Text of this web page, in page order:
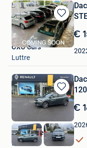
Bewaren
in
Mijn
Favorieten
€
OXO Cars
Luttre
Bewaren
in
Mijn
Favorieten
€
Garage Kerremans
LIER